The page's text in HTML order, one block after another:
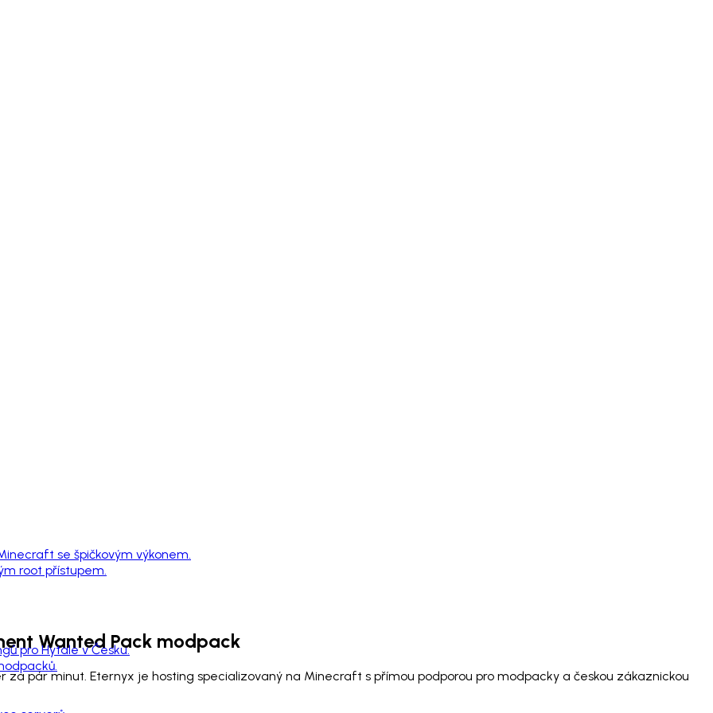
se špičkovým výkonem.
root přístupem.
pro Hytale v Česku.
Wanted Pack modpack
za pár minut. Eternyx je hosting specializovaný na Minecraft s přímou podporou pro modpacky a českou zákaznickou